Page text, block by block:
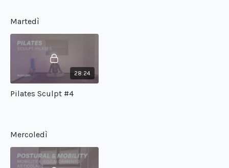
Martedì
28:24
Pilates Sculpt #4
Mercoledì